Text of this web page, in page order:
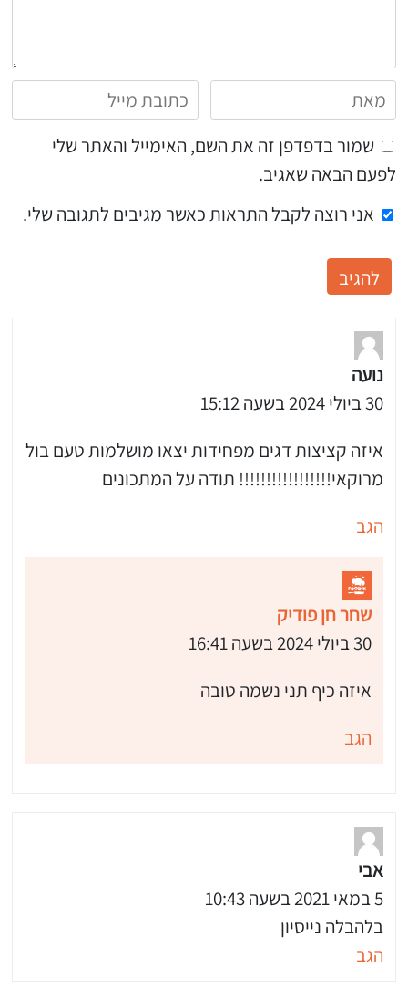
שמור בדפדפן זה את השם, האימייל והאתר שלי
לפעם הבאה שאגיב.
אני רוצה לקבל התראות כאשר מגיבים לתגובה שלי.
נועה
30 ביולי 2024 בשעה 15:12
איזה קציצות דגים מפחידות יצאו מושלמות טעם בול
מרוקאי!!!!!!!!!!!!!!!!! תודה על המתכונים
הגב
שחר חן פודיק
30 ביולי 2024 בשעה 16:41
איזה כיף תני נשמה טובה
הגב
אבי
5 במאי 2021 בשעה 10:43
בלהבלה נייסיון
הגב